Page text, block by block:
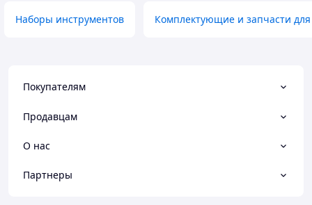
Наборы инструментов Комплектующие и запчасти
Покупателям
Продавцам
О нас
Партнеры